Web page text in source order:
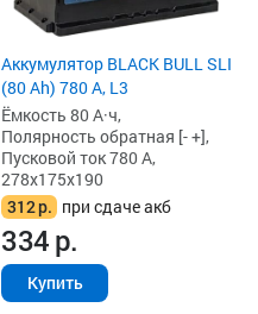
Аккумулятор BLACK BULL SLI
(80 Ah) 780 А, L3
Ёмкость 80 А·ч,
Полярность обратная [- +],
Пусковой ток 780 А,
278x175x190
312р. при сдаче акб
334р.
Купить